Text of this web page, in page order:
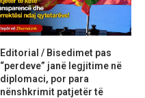
Editorial / Bisedimet pas
“perdeve” janë legjitime në
diplomaci, por para
nënshkrimit patjetër të